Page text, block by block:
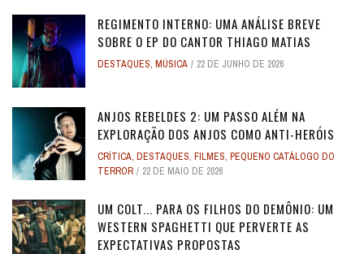
REGIMENTO INTERNO: UMA ANÁLISE BREVE
SOBRE O EP DO CANTOR THIAGO MATIAS
DESTAQUES, MÚSICA 22 DE JUNHO DE 2026
ANJOS REBELDES 2: UM PASSO ALÉM NA
EXPLORAÇÃO DOS ANJOS COMO ANTI-HERÓIS
CRÍTICA, DESTAQUES, FILMES, PEQUENO CATÁLOGO DO
TERROR
22 DE MAIO DE 2026
UM COLT... PARA OS FILHOS DO DEMÔNIO: UM
WESTERN SPAGHETTI QUE PERVERTE AS
EXPECTATIVAS PROPOSTAS